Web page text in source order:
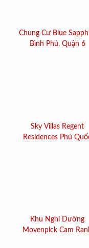
Chung Cư Blue
Bình Phú, Quận 6
Sky Villas Regent
Residences Phú
Khu Nghỉ Dưỡng
Movenpick Cam